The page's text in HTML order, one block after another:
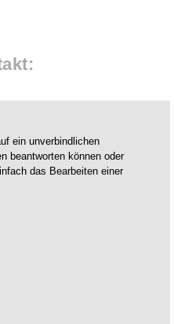
ein unverbindlichen
beantworten können oder
das Bearbeiten einer